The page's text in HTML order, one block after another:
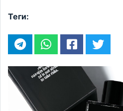
Теги: